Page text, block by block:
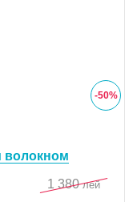
-50%
волокном
1 380 лей